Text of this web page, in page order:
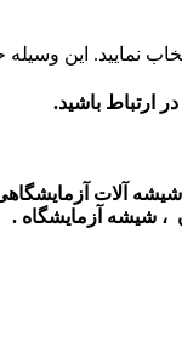
نمایید. این
ارتباط باشید.
شیشه آلات
، شیشه آزمایشگاه .